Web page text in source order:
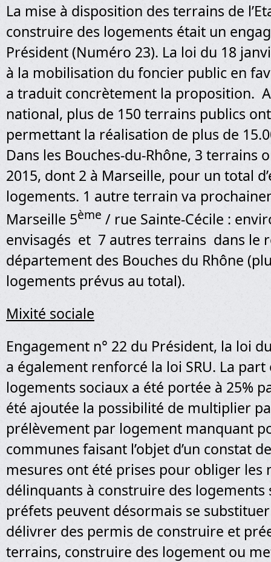
La mise à disposition des terrains de
construire des logements était un
Président (Numéro 23). La loi du 18
à la mobilisation du foncier public en
a traduit concrètement la proposition.
national, plus de 150 terrains publics
permettant la réalisation de plus de
Dans les Bouches-du-Rhône, 3 terrains
2015, dont 2 à Marseille, pour un total
logements. 1 autre terrain va
Marseille 5ème / rue Sainte-Cécile :
envisagés et 7 autres terrains dans le
département des Bouches du Rhône
logements prévus au total).
Mixité sociale
Engagement n° 22 du Président, la loi
a également renforcé la loi SRU. La
logements sociaux a été portée à 25%
été ajoutée la possibilité de multiplier
prélèvement par logement manquant
communes faisant l’objet d’un constat
mesures ont été prises pour obliger les
délinquants à construire des logements
préfets peuvent désormais se
délivrer des permis de construire et
terrains, construire des logement ou